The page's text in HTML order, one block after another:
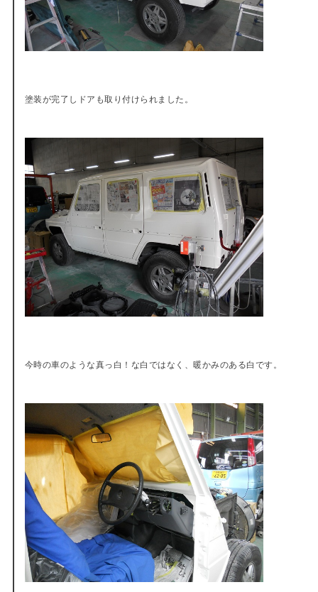
塗装が完了しドアも取り付けられました。
今時の車のような真っ白！な白ではなく、暖かみのある白です。